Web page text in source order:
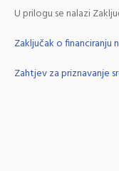
U prilogu se nalazi
Zaključak o financiranju
Zahtjev za priznavanje